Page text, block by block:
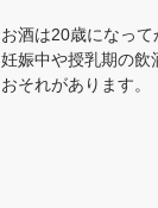
お酒は20歳になって
妊娠中や授乳期の飲
おそれがあります。